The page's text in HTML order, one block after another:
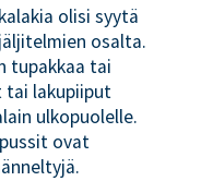
olisi syytä
osalta.
tupakkaa tai
tai lakupiiput
ulkopuolelle.
ovat